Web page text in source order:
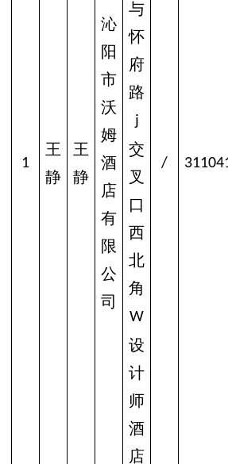
1
王
静
王
静
沁
阳
市
沃
姆
酒
店
有
限
公
司
与
怀
府
路
j
交
叉
口
西
北
角
W
设
计
师
酒
店
/